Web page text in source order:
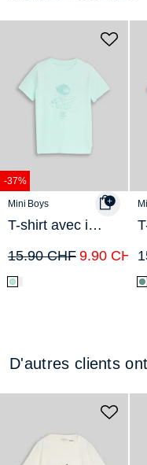
-37%
Mini Boys
T-shirt avec imprimé lion
15.90 CHF 9.90 CHF
D'autres clients